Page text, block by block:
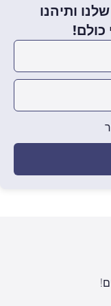
ותיהנו
כולם!